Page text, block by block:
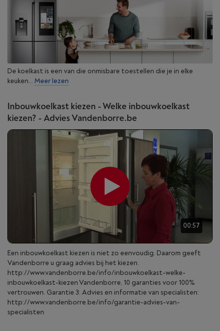
De koelkast is een van die onmisbare toestellen die je in elke
keuken... Meer lezen
Inbouwkoelkast kiezen - Welke inbouwkoelkast
kiezen? - Advies Vandenborre.be
00:57
Een inbouwkoelkast kiezen is niet zo eenvoudig. Daarom geeft
Vandenborre u graag advies bij het kiezen.
http://www.vandenborre.be/info/inbouwkoelkast-welke-
inbouwkoelkast-kiezen Vandenborre, 10 garanties voor 100%
vertrouwen. Garantie 3: Advies en informatie van specialisten:
http://www.vandenborre.be/info/garantie-advies-van-
specialisten